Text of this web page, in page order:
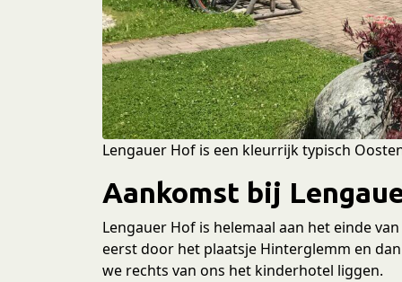
c
t
i
e
Lengauer Hof is een kleurrijk typisch
Aankomst bij
Lengauer Hof is helemaal aan het einde
eerst door het plaatsje Hinterglemm en
we rechts van ons het kinderhotel liggen.